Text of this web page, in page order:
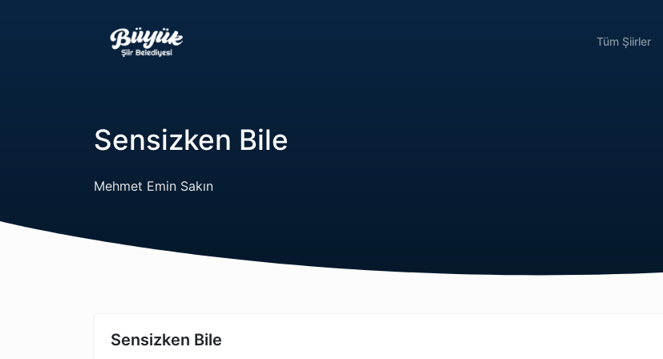
Tüm Şiirler
Sensizken Bile
Mehmet Emin Sakın
Sensizken Bile